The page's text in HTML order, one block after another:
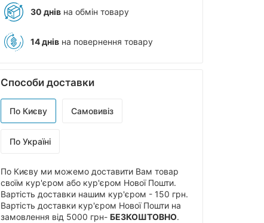
30 днів на обмін товару
14 днів на повернення товару
Способи доставки
По Києву Самовивіз
По Україні
По Києву ми можемо доставити Вам товар
своїм кур'єром або кур'єром Нової Пошти.
Вартість доставки нашим кур'єром - 150 грн.
Вартість доставки кур'єром Нової Пошти на
замовлення від 5000 грн- БЕЗКОШТОВНО.